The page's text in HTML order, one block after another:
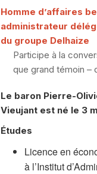
Homme d’affaires
administrateur
du groupe Delhaize
Participe à la
que grand témoin –
Le baron Pierre-
Vieujant est né le 3
Études
Licence en
à l’Institut